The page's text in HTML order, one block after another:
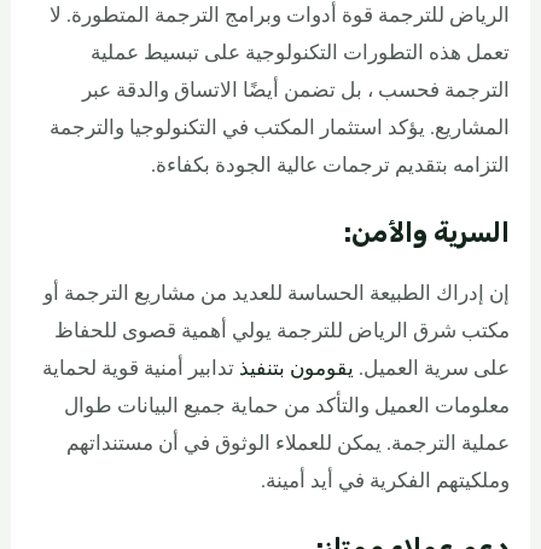
الرياض للترجمة قوة أدوات وبرامج الترجمة المتطورة. لا
تعمل هذه التطورات التكنولوجية على تبسيط عملية
الترجمة فحسب ، بل تضمن أيضًا الاتساق والدقة عبر
المشاريع. يؤكد استثمار المكتب في التكنولوجيا والترجمة
التزامه بتقديم ترجمات عالية الجودة بكفاءة.
السرية والأمن:
إن إدراك الطبيعة الحساسة للعديد من مشاريع الترجمة أو
مكتب شرق الرياض للترجمة يولي أهمية قصوى للحفاظ
على سرية العميل. يقومون بتنفيذ تدابير أمنية قوية لحماية
معلومات العميل والتأكد من حماية جميع البيانات طوال
عملية الترجمة. يمكن للعملاء الوثوق في أن مستنداتهم
وملكيتهم الفكرية في أيد أمينة.